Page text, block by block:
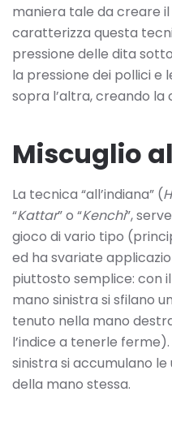
maniera tale da creare il
caratterizza questa
pressione delle dita
la pressione dei pollici e
sopra l’altra, creando la
Miscuglio
La tecnica “all’indiana” (
“Kattar” o “Kenchi”,
gioco di vario tipo
ed ha svariate
piuttosto semplice: con
mano sinistra si sfilano
tenuto nella mano
l’indice a tenerle
sinistra si accumulano
della mano stessa.